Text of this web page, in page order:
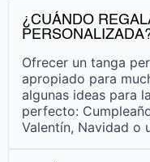
¿CUÁNDO
Ofrecer un tanga
apropiado para
algunas ideas para
perfecto:
Valentín, Navidad o